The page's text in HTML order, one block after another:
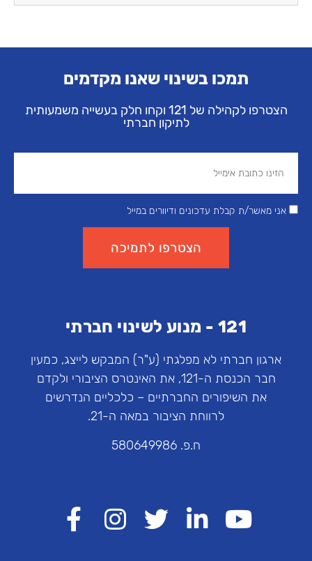
תמכו בשינוי שאנו מקדמים
הצטרפו לקהילה של 121 וקחו חלק בעשייה משמעותית
לתיקון חברתי
אני מאשר/ת קבלת עדכונים ודיוורים במייל
הצטרפו לתמיכה
121 - מנוע לשינוי חברתי
ארגון חברתי לא מפלגתי (ע"ר) המבקש לייצג, כמעין
חבר הכנסת ה-121, את האינטרס הציבורי ולקדם
את השיפורים החברתיים – כלכליים הנדרשים
לרווחת הציבור במאה ה-21.
ח.פ. 580649986